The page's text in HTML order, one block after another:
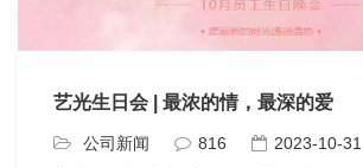
艺光生日会 | 最浓的情，最深的爱
公司新闻 816
2023-10-31